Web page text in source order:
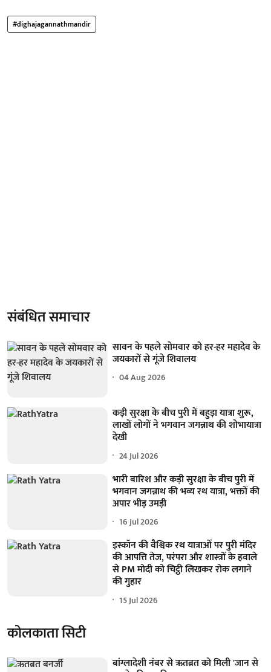
#dighajagannathmandir
संबंधित समाचार
सावन के पहले सोमवार को हर-हर महादेव के
जयकारों से गूंजे शिवालय
04 Aug 2026
कड़ी सुरक्षा के बीच पुरी में बहुड़ा यात्रा शुरू,
लाखों लोगों ने भगवान जगन्नाथ की शोभायात्रा
देखी
24 Jul 2026
भारी बारिश और कड़ी सुरक्षा के बीच पुरी में
भगवान जगन्नाथ की भव्य रथ यात्रा, भक्तों की
अपार भीड़ उमड़ी
16 Jul 2026
इस्कॉन की वैश्विक रथ यात्राओं पर पुरी मंदिर
की आपत्ति तेज, परंपरा और शास्त्रों के हवाले
से PM मोदी को चिट्ठी लिखकर रोक लगाने
की गुहार
15 Jul 2026
कोलकाता सिटी
बांग्लादेशी नंबर से ऋतब्रत को मिली 'जान से